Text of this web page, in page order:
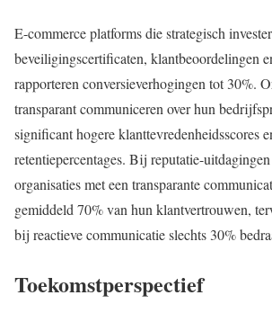
E-commerce platforms die strategisch
beveiligingscertificaten, klantbeoordelingen
rapporteren conversieverhogingen tot 30%.
transparant communiceren over hun
significant hogere klanttevredenheidsscores
retentiepercentages. Bij reputatie-
organisaties met een transparante
gemiddeld 70% van hun klantvertrouwen,
bij reactieve communicatie slechts 30%
Toekomstperspectief